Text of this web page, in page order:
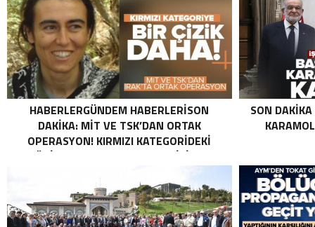
HABERLERGÜNDEM HABERLERISON
DAKIKA: MİT VE TSK’DAN ORTAK
OPERASYON! KIRMIZI KATEGORIDEKI
TERÖRIST NAZLI TAŞPINAR ETKISIZ HALE
ORTAK OPERASYON! KIRMIZI
KATEGORIDEKI TERÖRIST NAZLI
TAŞPINAR ETKISIZ HALE GETIRILDI .
SON